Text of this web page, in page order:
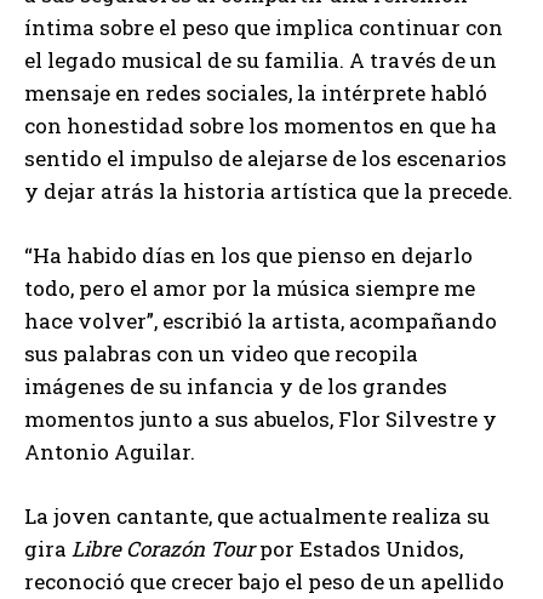
íntima sobre el peso que implica continuar con
el legado musical de su familia. A través de un
mensaje en redes sociales, la intérprete habló
con honestidad sobre los momentos en que ha
sentido el impulso de alejarse de los escenarios
y dejar atrás la historia artística que la precede.
“Ha habido días en los que pienso en dejarlo
todo, pero el amor por la música siempre me
hace volver”, escribió la artista, acompañando
sus palabras con un video que recopila
imágenes de su infancia y de los grandes
momentos junto a sus abuelos, Flor Silvestre y
Antonio Aguilar.
La joven cantante, que actualmente realiza su
gira Libre Corazón Tourpor Estados Unidos,
reconoció que crecer bajo el peso de un apellido